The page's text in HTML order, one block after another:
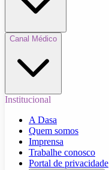
Canal Médico
Institucional
A Dasa
Quem somos
Imprensa
Trabalhe conosco
Portal de privacidade